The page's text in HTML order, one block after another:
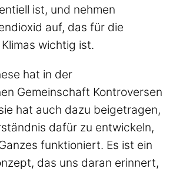
ist, und nehmen
auf, das für die
wichtig ist.
hat in der
Gemeinschaft Kontroversen
hat auch dazu beigetragen,
dafür zu entwickeln,
funktioniert. Es ist ein
das uns daran erinnert,